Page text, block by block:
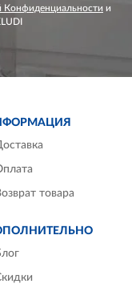
Конфиденциальности и
товара